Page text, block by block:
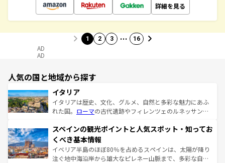
詳細を見る
1 2 3 … 16
AD
AD
人気の国と地域から探す
イタリア
イタリアは歴史、文化、グルメ、自然と多彩な魅力にあふ
れた国。 ローマの古代遺跡やフィレンツェのルネッサンス
ろん、トスカーナの美しい田園風景やアマルフィ海岸の絶
景など、自然景観も見逃せない。観光の合間には、本場の
ピザやパスタなど、絶品のイタリア料理を堪能することも
できる。朝目覚めてから夜眠るまで、すべての瞬間を楽し
スペインの観光ポイントと人気スポット・知ってお
くべき基本情報
イベリア半島のほぼ80％を占めるスペインは、太陽が降り
注ぐ地中海沿岸から雄大なピレネー山脈まで、多彩な自然